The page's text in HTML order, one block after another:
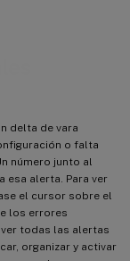
delta de vara
o falta
número junto al
esa alerta. Para ver
el cursor sobre el
los errores
todas las alertas
organizar y activar